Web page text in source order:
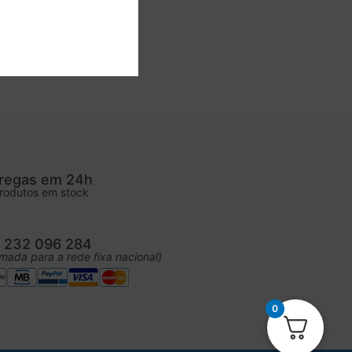
em 24h
em stock
232 096 284
para a rede fixa nacional)
0